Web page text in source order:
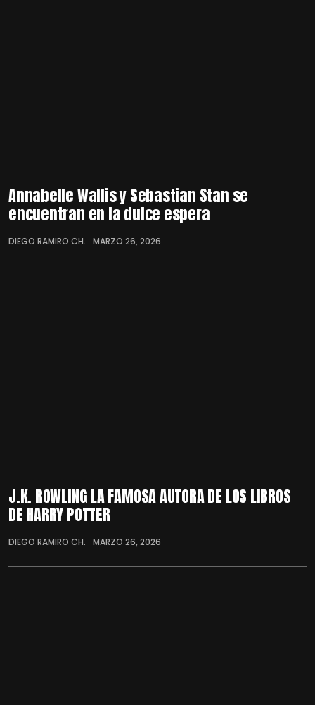
Annabelle Wallis y Sebastian Stan se
encuentran en la dulce espera
DIEGO RAMIRO CH. MARZO 26, 2026
J.K. ROWLING LA FAMOSA AUTORA DE LOS LIBROS
DE HARRY POTTER
DIEGO RAMIRO CH. MARZO 26, 2026